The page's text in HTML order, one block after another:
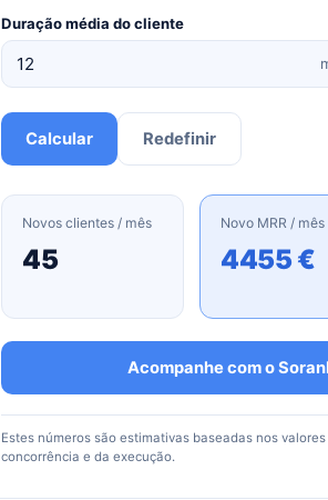
Duração média do cliente
Calcular Redefinir
Novos clientes / mês
45
Novo MRR / mês
4455 €
Acompanhe com o
Estes números são estimativas baseadas nos
concorrência e da execução.